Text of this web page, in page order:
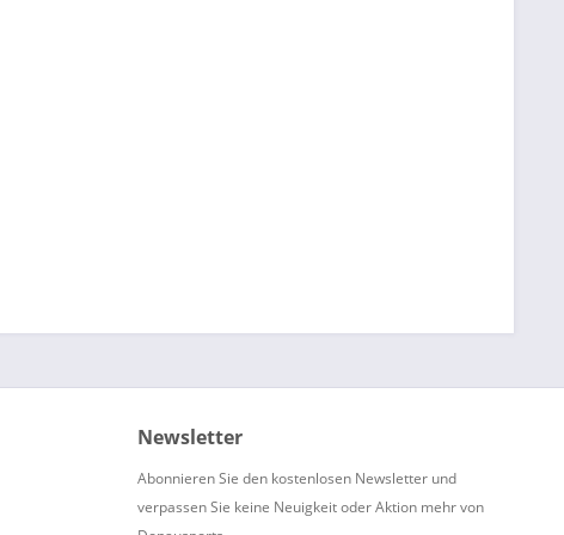
Newsletter
Abonnieren Sie den kostenlosen Newsletter und
verpassen Sie keine Neuigkeit oder Aktion mehr von